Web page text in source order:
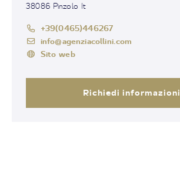
38086 Pinzolo It
+39(0465)446267
info@agenziacollini.com
Sito web
Richiedi informazioni